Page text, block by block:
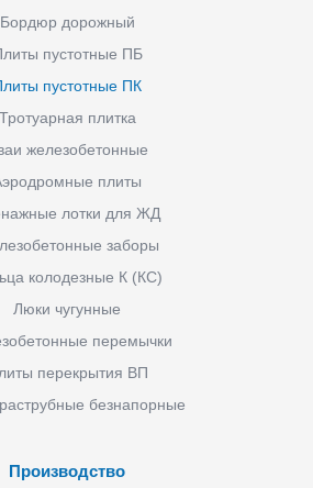
Бордюр дорожный
пустотные ПБ
пустотные ПК
Тротуарная плитка
железобетонные
плиты
лотки для ЖД
заборы
колодезные К (КС)
Люки чугунные
перемычки
перекрытия ВП
безнапорные
Производство